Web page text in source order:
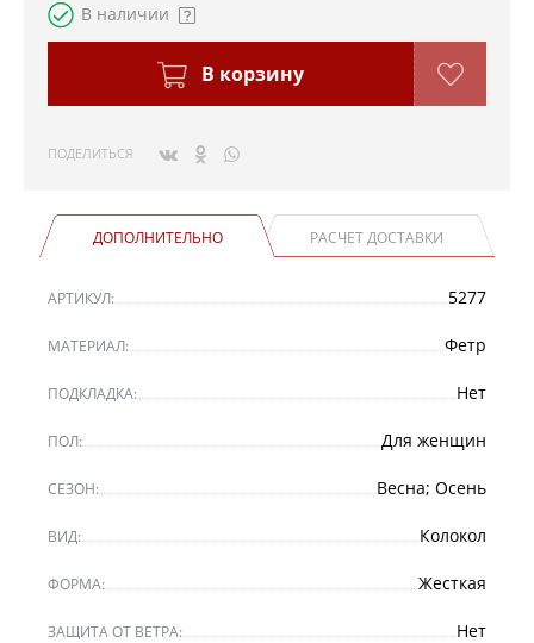
В наличии
В корзину
ПОДЕЛИТЬСЯ
ДОПОЛНИТЕЛЬНО РАСЧЕТ ДОСТАВКИ
АРТИКУЛ: 5277
МАТЕРИАЛ: Фетр
ПОДКЛАДКА: Нет
ПОЛ: Для женщин
СЕЗОН: Весна; Осень
ВИД: Колокол
ФОРМА: Жесткая
ЗАЩИТА ОТ ВЕТРА: Нет